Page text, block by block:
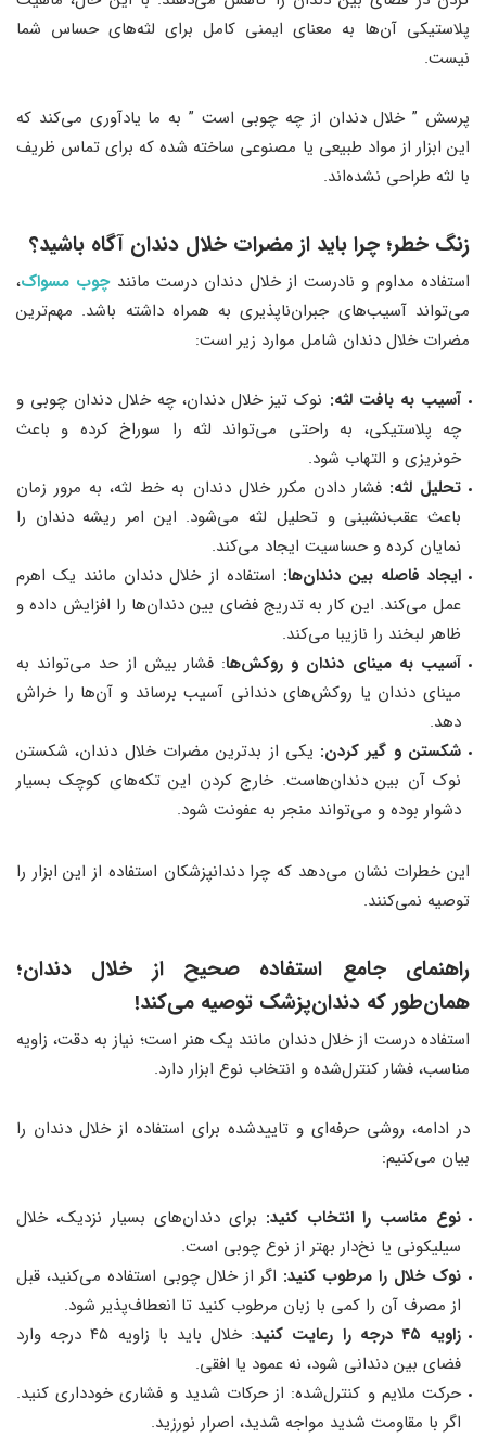
پلاستیکی آن‌ها به معنای ایمنی کامل برای لثه‌های حساس شما
نیست.
پرسش ” خلال دندان از چه چوبی است ” به ما یادآوری می‌کند که
این ابزار از مواد طبیعی یا مصنوعی ساخته شده که برای تماس ظریف
با لثه طراحی نشده‌اند.
زنگ خطر؛ چرا باید از مضرات خلال دندان آگاه باشید؟
استفاده مداوم و نادرست از خلال دندان درست مانند چوب مسواک،
می‌تواند آسیب‌های جبران‌ناپذیری به همراه داشته باشد. مهم‌ترین
مضرات خلال دندان شامل موارد زیر است:
آسیب به بافت لثه: نوک تیز خلال دندان، چه خلال دندان چوبی و
چه پلاستیکی، به راحتی می‌تواند لثه را سوراخ کرده و باعث
خونریزی و التهاب شود.
تحلیل لثه: فشار دادن مکرر خلال دندان به خط لثه، به مرور زمان
باعث عقب‌نشینی و تحلیل لثه می‌شود. این امر ریشه دندان را
نمایان کرده و حساسیت ایجاد می‌کند.
ایجاد فاصله بین دندان‌ها: استفاده از خلال دندان مانند یک اهرم
عمل می‌کند. این کار به تدریج فضای بین دندان‌ها را افزایش داده و
ظاهر لبخند را نازیبا می‌کند.
آسیب به مینای دندان و روکش‌ها: فشار بیش از حد می‌تواند به
مینای دندان یا روکش‌های دندانی آسیب برساند و آن‌ها را خراش
دهد.
شکستن و گیر کردن: یکی از بدترین مضرات خلال دندان، شکستن
نوک آن بین دندان‌هاست. خارج کردن این تکه‌های کوچک بسیار
دشوار بوده و می‌تواند منجر به عفونت شود.
این خطرات نشان می‌دهد که چرا دندانپزشکان استفاده از این ابزار را
توصیه نمی‌کنند.
راهنمای جامع استفاده صحیح از خلال دندان؛
همان‌طور که دندان‌پزشک توصیه می‌کند!
استفاده درست از خلال دندان مانند یک هنر است؛ نیاز به دقت، زاویه
مناسب، فشار کنترل‌شده و انتخاب نوع ابزار دارد.
در ادامه، روشی حرفه‌ای و تاییدشده برای استفاده از خلال دندان را
بیان می‌کنیم:
نوع مناسب را انتخاب کنید: برای دندان‌های بسیار نزدیک، خلال
سیلیکونی یا نخ‌دار بهتر از نوع چوبی است.
نوک خلال را مرطوب کنید: اگر از خلال چوبی استفاده می‌کنید، قبل
از مصرف آن را کمی با زبان مرطوب کنید تا انعطاف‌پذیر شود.
زاویه ۴۵ درجه را رعایت کنید
: خلال باید با زاویه ۴۵ درجه وارد
فضای بین دندانی شود، نه عمود یا افقی.
حرکت ملایم و کنترل‌شده: از حرکات شدید و فشاری خودداری کنید.
اگر با مقاومت شدید مواجه شدید، اصرار نورزید.